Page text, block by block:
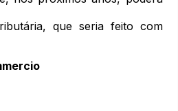
que seria feito com